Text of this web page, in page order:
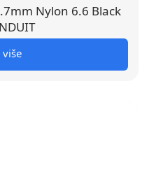
Nylon 6.6 Black